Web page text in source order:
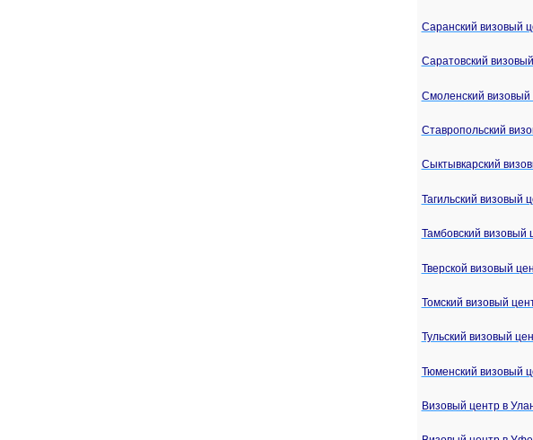
Саранский визовый
Саратовский
Смоленский визовый
Ставропольский
Сыктывкарский
Тагильский визовый
Тамбовский визовый
Тверской визовый
Томский визовый
Тульский визовый
Тюменский визовый
Визовый центр в